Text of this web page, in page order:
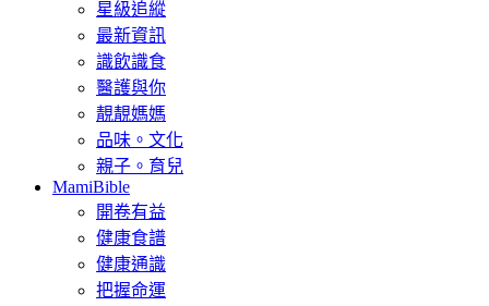
星級追縱
最新資訊
識飲識食
醫護與你
靚靚媽媽
品味。文化
親子。育兒
MamiBible
開卷有益
健康食譜
健康通識
把握命運